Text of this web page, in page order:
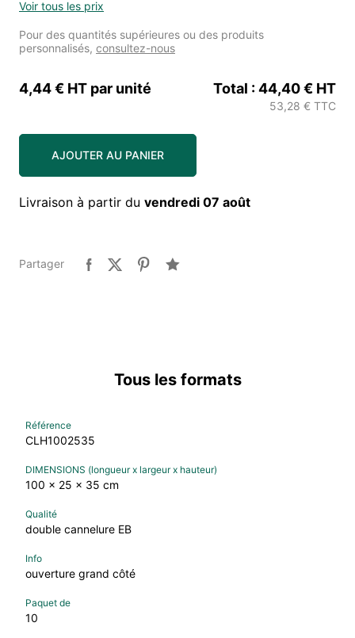
Voir tous les prix
Pour des quantités supérieures ou des produits
personnalisés, consultez-nous
4,44 € HT par unité Total :44,40 € HT
53,28 € TTC
AJOUTER AU PANIER
Livraison à partir du vendredi 07 août
Partager
Tous les formats
CLH1002535
100 x 25 x 35 cm
double cannelure EB
ouverture grand côté
10